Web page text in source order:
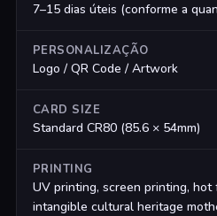
7–15 dias úteis (conforme a
PERSONALIZAÇÃO
Logo / QR Code / Artwork
CARD SIZE
Standard CR80 (85.6 × 54mm)
PRINTING
UV printing, screen printing, hot
intangible cultural heritage